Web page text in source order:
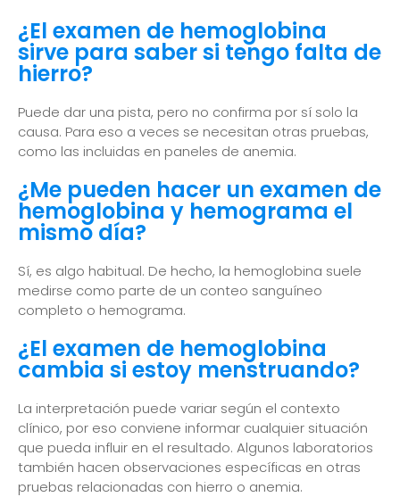
¿El examen de hemoglobina
sirve para saber si tengo falta de
hierro?
Puede dar una pista, pero no confirma por sí solo la
causa. Para eso a veces se necesitan otras pruebas,
como las incluidas en paneles de anemia.
¿Me pueden hacer un examen de
hemoglobina y hemograma el
mismo día?
Sí, es algo habitual. De hecho, la hemoglobina suele
medirse como parte de un conteo sanguíneo
completo o hemograma.
¿El examen de hemoglobina
cambia si estoy menstruando?
La interpretación puede variar según el contexto
clínico, por eso conviene informar cualquier situación
que pueda influir en el resultado. Algunos laboratorios
también hacen observaciones específicas en otras
pruebas relacionadas con hierro o anemia.